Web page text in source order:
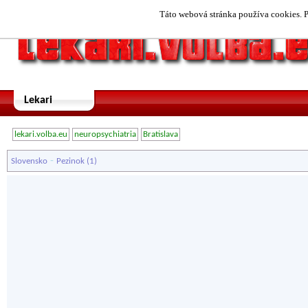
Táto webová stránka používa cookies.
Lekari
lekari.volba.eu neuropsychiatria Bratislava
Slovensko - Pezinok (1)